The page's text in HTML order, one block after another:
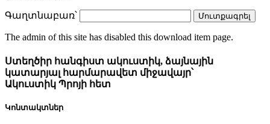
Գաղտնաբառ՝
The admin of this site has disabled this download item page.
Ստեղծիր հանգիստ ակուստիկ, ձայնային
կատարյալ հարմարավետ միջավայր՝
Ակուստիկ Պրոյի հետ
Կոնտակտներ